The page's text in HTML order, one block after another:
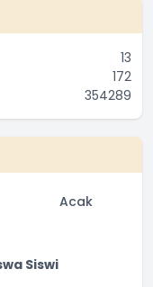
Range: 0 to
13
172
354289
Acak
Siswi